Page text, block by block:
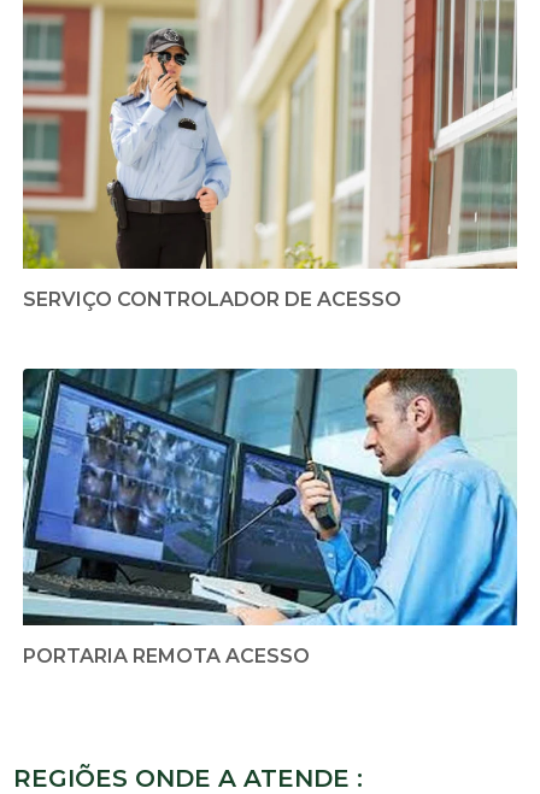
SERVIÇO CONTROLADOR DE ACESSO
PORTARIA REMOTA ACESSO
REGIÕES ONDE A ATENDE :